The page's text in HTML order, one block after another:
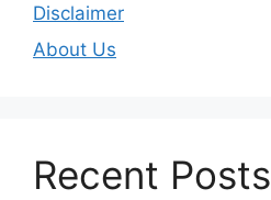
Disclaimer
About Us
Recent Posts